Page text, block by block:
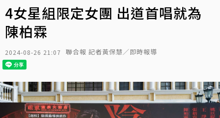
4女星組限定女團 出道首唱就為
陳柏霖
2024-08-26 21:07 聯合報 記者黃保慧／即時報導